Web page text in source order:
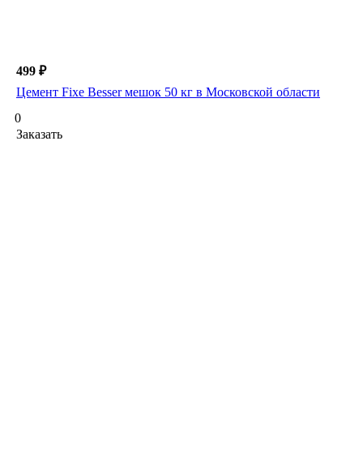
499 ₽
Цемент Fixe Besser мешок 50 кг в Московской области
0
Заказать